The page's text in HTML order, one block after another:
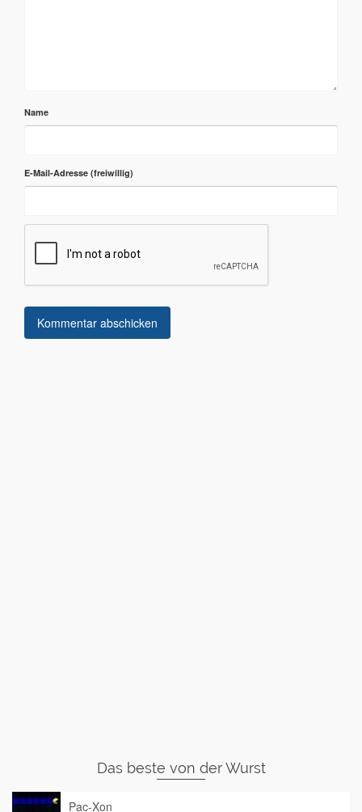
Name
E-Mail-Adresse
Das beste von der Wurst
Pac-Xon